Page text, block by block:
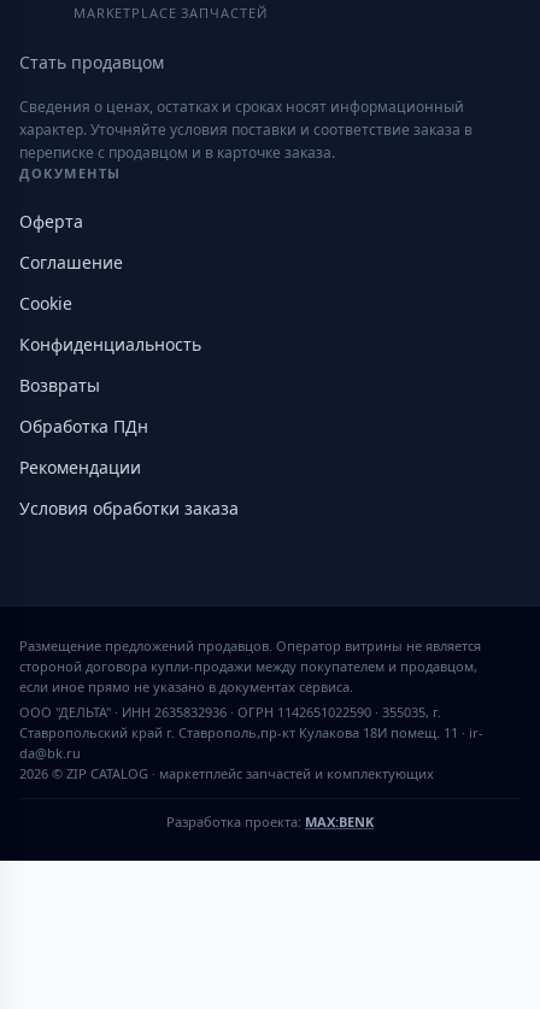
MARKETPLACE ЗАПЧАСТЕЙ
Стать продавцом
Сведения о ценах, остатках и сроках носят информационный
характер. Уточняйте условия поставки и соответствие заказа в
переписке с продавцом и в карточке заказа.
ДОКУМЕНТЫ
Оферта
Соглашение
Cookie
Конфиденциальность
Возвраты
Обработка ПДн
Рекомендации
Условия обработки заказа
2026 © ZIP CATALOG · маркетплейс запчастей и комплектующих
Размещение предложений продавцов. Оператор витрины не является
стороной договора купли-продажи между покупателем и продавцом,
если иное прямо не указано в документах сервиса.
ООО "ДЕЛЬТА" · ИНН 2635832936 · ОГРН 1142651022590 · 355035, г.
Ставропольский край г. Ставрополь,пр-кт Кулакова 18И помещ. 11 · ir-
da@bk.ru
Разработка проекта: MAX:BENK